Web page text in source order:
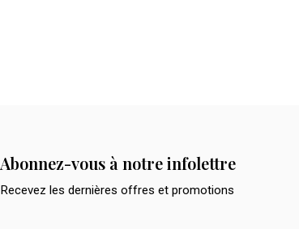
Abonnez-vous à notre infolettre
Recevez les dernières offres et promotions